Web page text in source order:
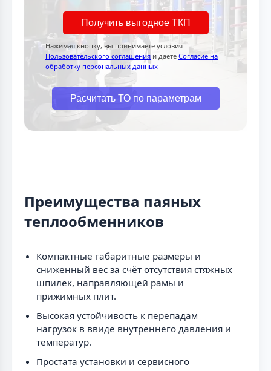
Получить выгодное ТКП
Нажимая кнопку, вы принимаете условия
Пользовательского соглашения и даете Согласие на
обработку персональных данных
Расчитать ТО по параметрам
Преимущества паяных
теплообменников
Компактные габаритные размеры и
сниженный вес за счёт отсутствия стяжных
шпилек, направляющей рамы и
прижимных плит.
Высокая устойчивость к перепадам
нагрузок в ввиде внутреннего давления и
температур.
Простата установки и сервисного